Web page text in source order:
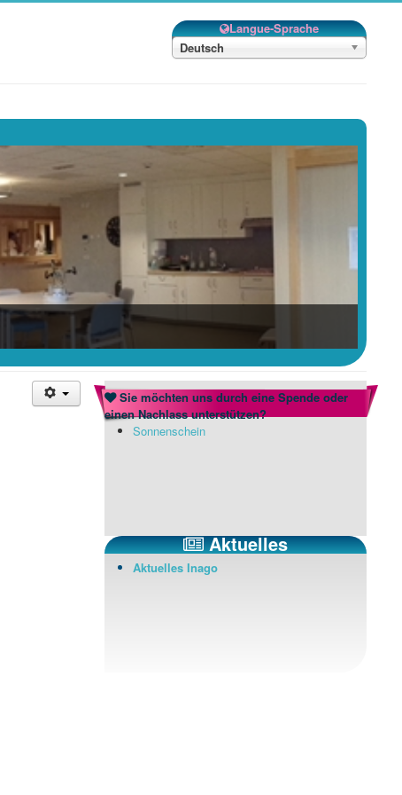
Langue-Sprache
Deutsch
Sie möchten uns durch eine Spende oder
einen Nachlass unterstützen?
Sonnenschein
Aktuelles
Aktuelles Inago